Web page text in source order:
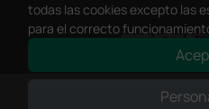
This site is protected by reCAPTCHA
todas las cookies excepto las
para el correcto